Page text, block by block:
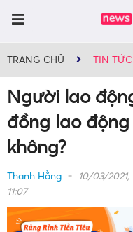
TRANG CHỦ TIN TỨC
Người lao
đồng lao
không?
Thanh Hằng
10/03/2021,
11:07